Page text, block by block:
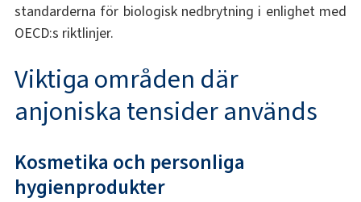
standarderna för biologisk nedbrytning i enlighet med
OECD:s riktlinjer.
Viktiga områden där
anjoniska tensider används
Kosmetika och personliga
hygienprodukter